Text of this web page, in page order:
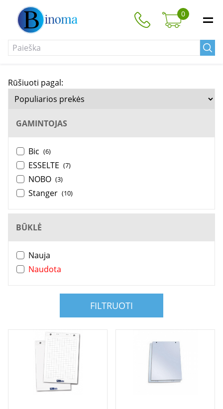
0
Rūšiuoti pagal:
GAMINTOJAS
Bic (6)
ESSELTE (7)
NOBO (3)
Stanger (10)
BŪKLĖ
Nauja
Naudota
FILTRUOTI